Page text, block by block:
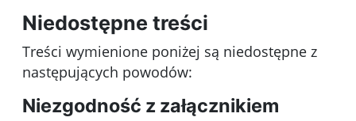
Niedostępne treści
Treści wymienione poniżej są niedostępne z
następujących powodów:
Niezgodność z załącznikiem